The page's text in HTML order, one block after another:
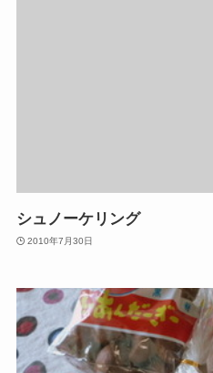
シュノーケリング
2010年7月30日